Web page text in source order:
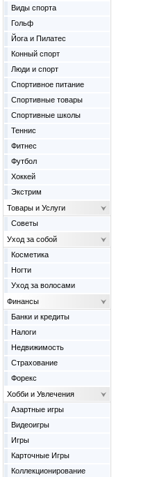
Виды спорта
Гольф
Йога и Пилатес
Конный спорт
Люди и спорт
Спортивное питание
Спортивные товары
Спортивные школы
Теннис
Фитнес
Футбол
Хоккей
Экстрим
Товары и Услуги
Советы
Уход за собой
Косметика
Ногти
Уход за волосами
Финансы
Банки и кредиты
Налоги
Недвижимость
Страхование
Форекс
Хобби и Увлечения
Азартные игры
Видеоигры
Игры
Карточные Игры
Коллекционирование